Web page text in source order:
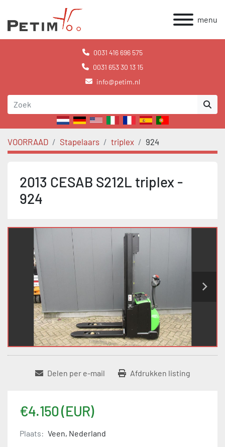
menu
0031 416 696 575
0031 653 30 13 15
info@petim.nl
VOORRAAD Stapelaars triplex 924
2013 CESAB S212L triplex -
924
Delen per e-mail Afdrukken listing
€4.150 (EUR)
Plaats: Veen, Nederland